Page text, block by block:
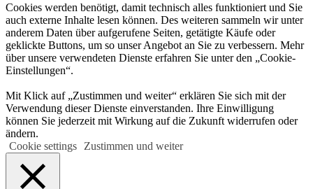
Cookies werden benötigt, damit technisch alles funktioniert und Sie
auch externe Inhalte lesen können. Des weiteren sammeln wir unter
anderem Daten über aufgerufene Seiten, getätigte Käufe oder
geklickte Buttons, um so unser Angebot an Sie zu verbessern. Mehr
über unsere verwendeten Dienste erfahren Sie unter den „Cookie-
Einstellungen“.
Mit Klick auf „Zustimmen und weiter“ erklären Sie sich mit der
Verwendung dieser Dienste einverstanden. Ihre Einwilligung
können Sie jederzeit mit Wirkung auf die Zukunft widerrufen oder
ändern.
Cookie settings
Zustimmen und weiter